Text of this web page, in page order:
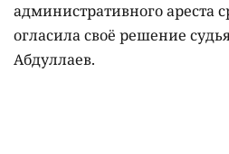
административного ареста
огласила своё решение
Абдуллаев.